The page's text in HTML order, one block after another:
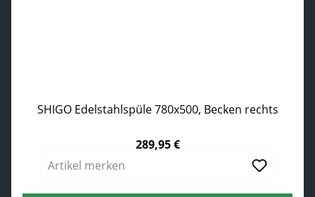
SHIGO Edelstahlspüle 780x500, Becken rechts
289,95 €
Artikel merken